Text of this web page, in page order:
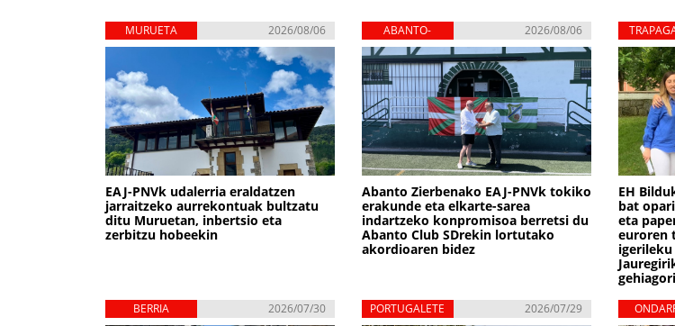
MURUETA 2026/08/06
EAJ-PNVk udalerria eraldatzen
jarraitzeko aurrekontuak bultzatu
ditu Muruetan, inbertsio eta
zerbitzu hobeekin
ABANTO-
ZIERBENA
2026/08/06
Abanto Zierbenako EAJ-PNVk tokiko
erakunde eta elkarte-sarea
indartzeko konpromisoa berretsi du
Abanto Club SDrekin lortutako
akordioaren bidez
EH
bat
eta
euroren
BERRIA 2026/07/30 PORTUGALETE 2026/07/29